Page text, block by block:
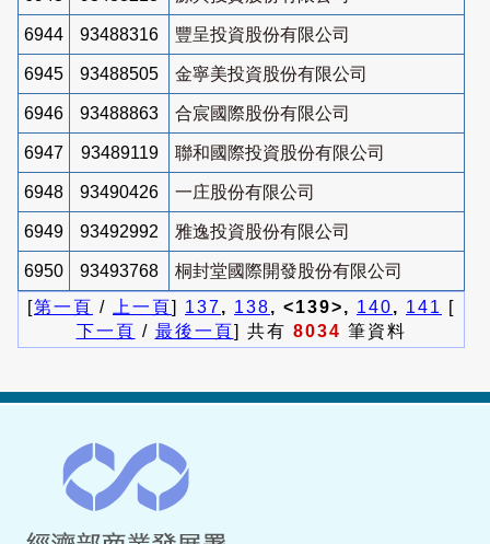
6944 93488316 豐呈投資股份有限公司
6945 93488505 金寧美投資股份有限公司
6946 93488863 合宸國際股份有限公司
6947 93489119 聯和國際投資股份有限公司
6948 93490426 一庄股份有限公司
6949 93492992 雅逸投資股份有限公司
6950 93493768
桐封堂國際開發股份有限公司
[第一頁 / 上一頁] 137, 138, <139>, 140, 141
[
下一頁 / 最後一頁] 共有 8034 筆資料